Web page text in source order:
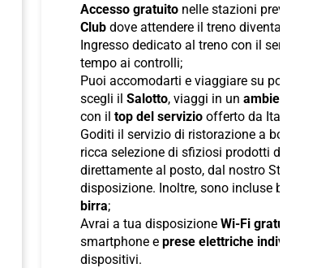
Accesso gratuito nelle stazioni previste
Club dove attendere il treno diventa un
Ingresso dedicato al treno con il servizio
tempo ai controlli;
Puoi accomodarti e viaggiare su poltrone
scegli il Salotto, viaggi in un ambiente
con il top del servizio offerto da Italo;
Goditi il servizio di ristorazione a bordo
ricca selezione di sfiziosi prodotti di
direttamente al posto, dal nostro Staff di
disposizione. Inoltre, sono incluse
birra;
Avrai a tua disposizione Wi-Fi gratuito
smartphone e prese elettriche individuali
dispositivi.